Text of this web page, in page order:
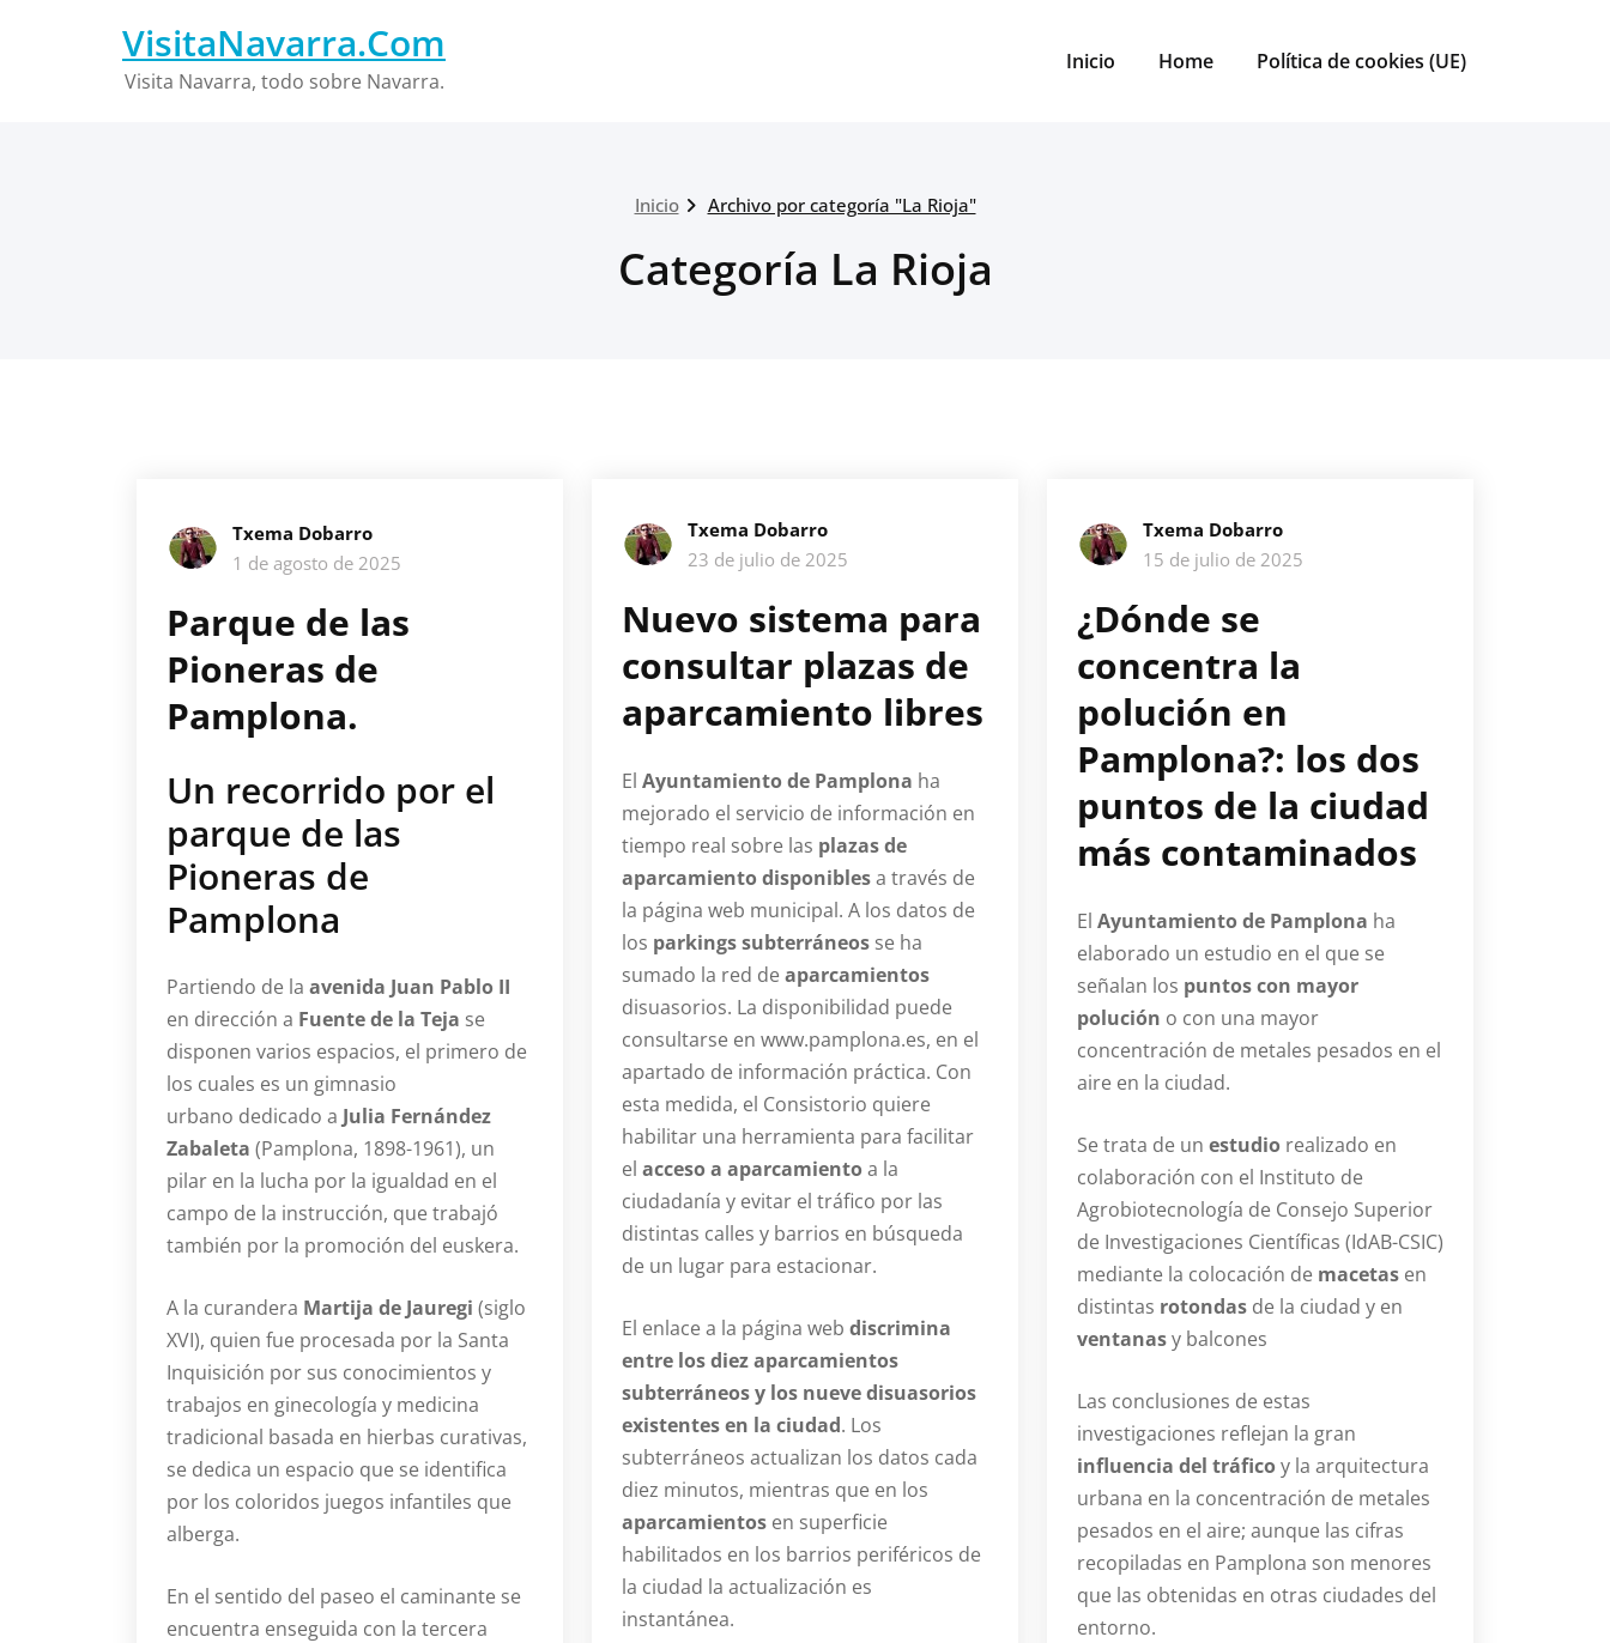
VisitaNavarra.Com
Visita Navarra, todo sobre Navarra.
Inicio Home Política de cookies (UE)
Inicio Archivo por categoría "La Rioja"
Categoría La Rioja
Txema Dobarro
1 de agosto de 2025
Parque de las
Pioneras de
Pamplona.
Un recorrido por el
parque de las
Pioneras de
Pamplona
Partiendo de la avenida Juan Pablo II
en dirección a Fuente de la Teja se
disponen varios espacios, el primero de
los cuales es un gimnasio
urbano dedicado a Julia Fernández
Zabaleta (Pamplona, 1898-1961), un
pilar en la lucha por la igualdad en el
campo de la instrucción, que trabajó
también por la promoción del euskera.
A la curandera Martija de Jauregi (siglo
XVI), quien fue procesada por la Santa
Inquisición por sus conocimientos y
trabajos en ginecología y medicina
tradicional basada en hierbas curativas,
se dedica un espacio que se identifica
por los coloridos juegos infantiles que
alberga.
En el sentido del paseo el caminante se
encuentra enseguida con la tercera
Txema Dobarro
23 de julio de 2025
Nuevo sistema para
consultar plazas de
aparcamiento libres
El Ayuntamiento de Pamplona ha
mejorado el servicio de información en
tiempo real sobre las plazas de
aparcamiento disponiblesa través de
la página web municipal. A los datos de
los parkings subterráneos se ha
sumado la red de aparcamientos
disuasorios. La disponibilidad puede
consultarse en www.pamplona.es, en el
apartado de información práctica. Con
esta medida, el Consistorio quiere
habilitar una herramienta para facilitar
el acceso a aparcamientoa la
ciudadanía y evitar el tráfico por las
distintas calles y barrios en búsqueda
de un lugar para estacionar.
El enlace a la página web discrimina
entre los diez aparcamientos
subterráneos y los nueve disuasorios
existentes en la ciudad. Los
subterráneos actualizan los datos cada
diez minutos, mientras que en los
aparcamientos en superficie
habilitados en los barrios periféricos de
la ciudad la actualización es
instantánea.
Txema Dobarro
15 de julio de 2025
¿Dónde se
concentra la
polución en
Pamplona?: los dos
puntos de la ciudad
más contaminados
El Ayuntamiento de Pamplona ha
elaborado un estudio en el que se
señalan los puntos con mayor
polución o con una mayor
concentración de metales pesados en el
aire en la ciudad.
Se trata de un estudio realizado en
colaboración con el Instituto de
Agrobiotecnología de Consejo Superior
de Investigaciones Científicas (IdAB-CSIC)
mediante la colocación de macetas en
distintas rotondas de la ciudad y en
ventanasy balcones
Las conclusiones de estas
investigaciones reflejan la gran
influencia del tráficoy la arquitectura
urbana en la concentración de metales
pesados en el aire; aunque las cifras
recopiladas en Pamplona son menores
que las obtenidas en otras ciudades del
entorno.